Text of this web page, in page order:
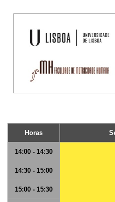
Horas
14:00 - 14:30
14:30 - 15:00
15:00 - 15:30